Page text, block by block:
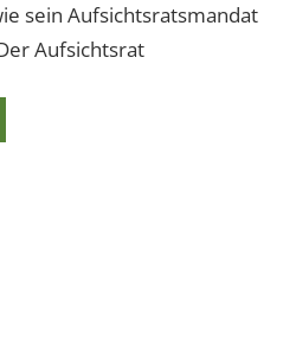
sein Aufsichtsratsmandat
Aufsichtsrat